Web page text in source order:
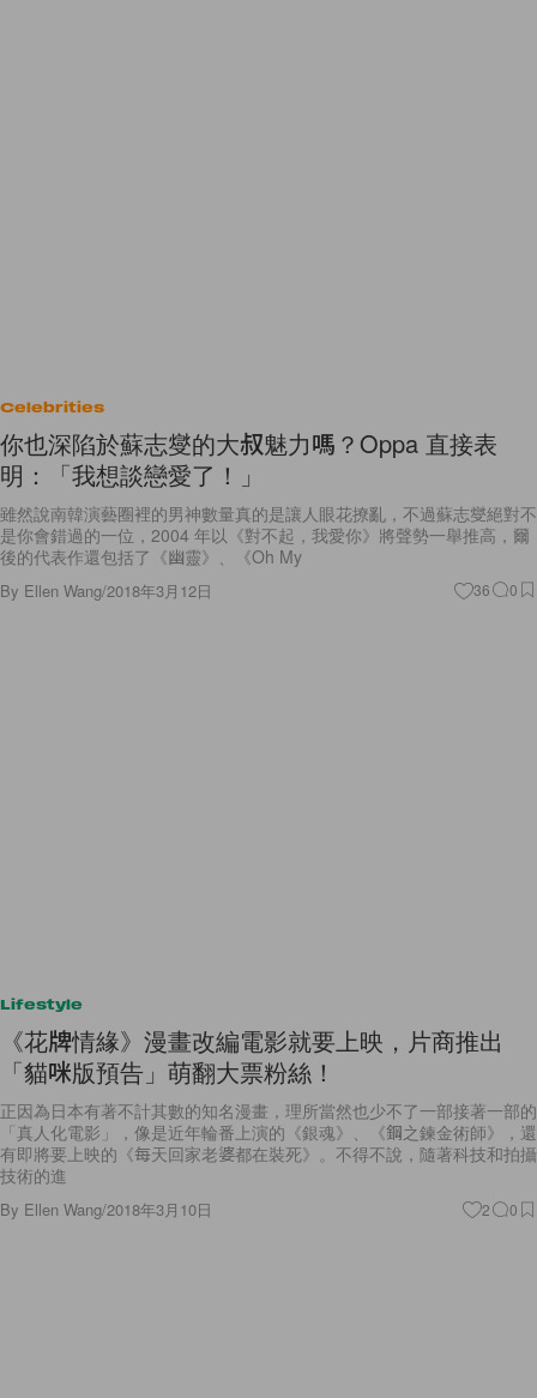
Celebrities
你也深陷於蘇志燮的大叔魅力嗎？Oppa 直接表
明：「我想談戀愛了！」
雖然說南韓演藝圈裡的男神數量真的是讓人眼花撩亂，不過蘇志燮絕對不
是你會錯過的一位，2004 年以《對不起，我愛你》將聲勢一舉推高，爾
後的代表作還包括了《幽靈》、《Oh My
By Ellen Wang/2018年3月12日 36 0
Lifestyle
《花牌情緣》漫畫改編電影就要上映，片商推出
「貓咪版預告」萌翻大票粉絲！
正因為日本有著不計其數的知名漫畫，理所當然也少不了一部接著一部的
「真人化電影」，像是近年輪番上演的《銀魂》、《鋼之鍊金術師》，還
有即將要上映的《每天回家老婆都在裝死》。不得不說，隨著科技和拍攝
技術的進
By Ellen Wang/2018年3月10日 2 0